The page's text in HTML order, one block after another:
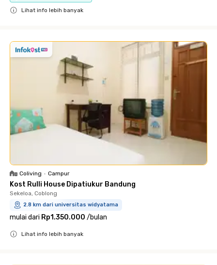
Lihat info lebih banyak
Coliving • Campur
Kost Rulli House Dipatiukur Bandung
Sekeloa, Coblong
2.8 km dari universitas widyatama
mulai dari Rp1.350.000 /bulan
Lihat info lebih banyak